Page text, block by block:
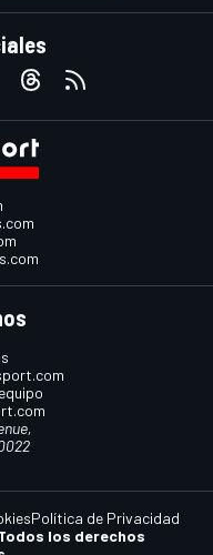
los derechos
Política de Privacidad